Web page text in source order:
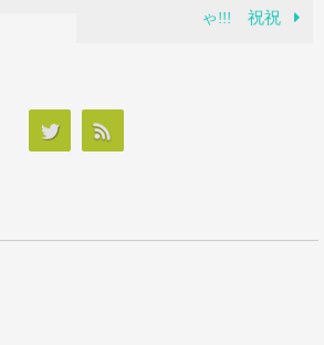
ゃ!!! 祝祝